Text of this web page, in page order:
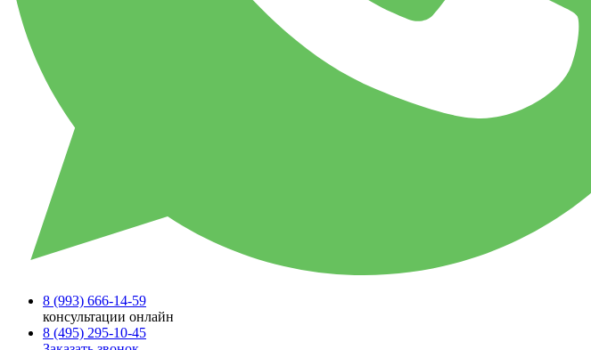
8 (993) 666-14-59
консультации онлайн
8 (495) 295-10-45